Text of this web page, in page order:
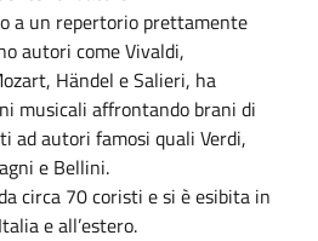
a un repertorio prettamente
autori come Vivaldi,
Händel e Salieri, ha
musicali affrontando brani di
ad autori famosi quali Verdi,
e Bellini.
circa 70 coristi e si è esibita in
e all’estero.